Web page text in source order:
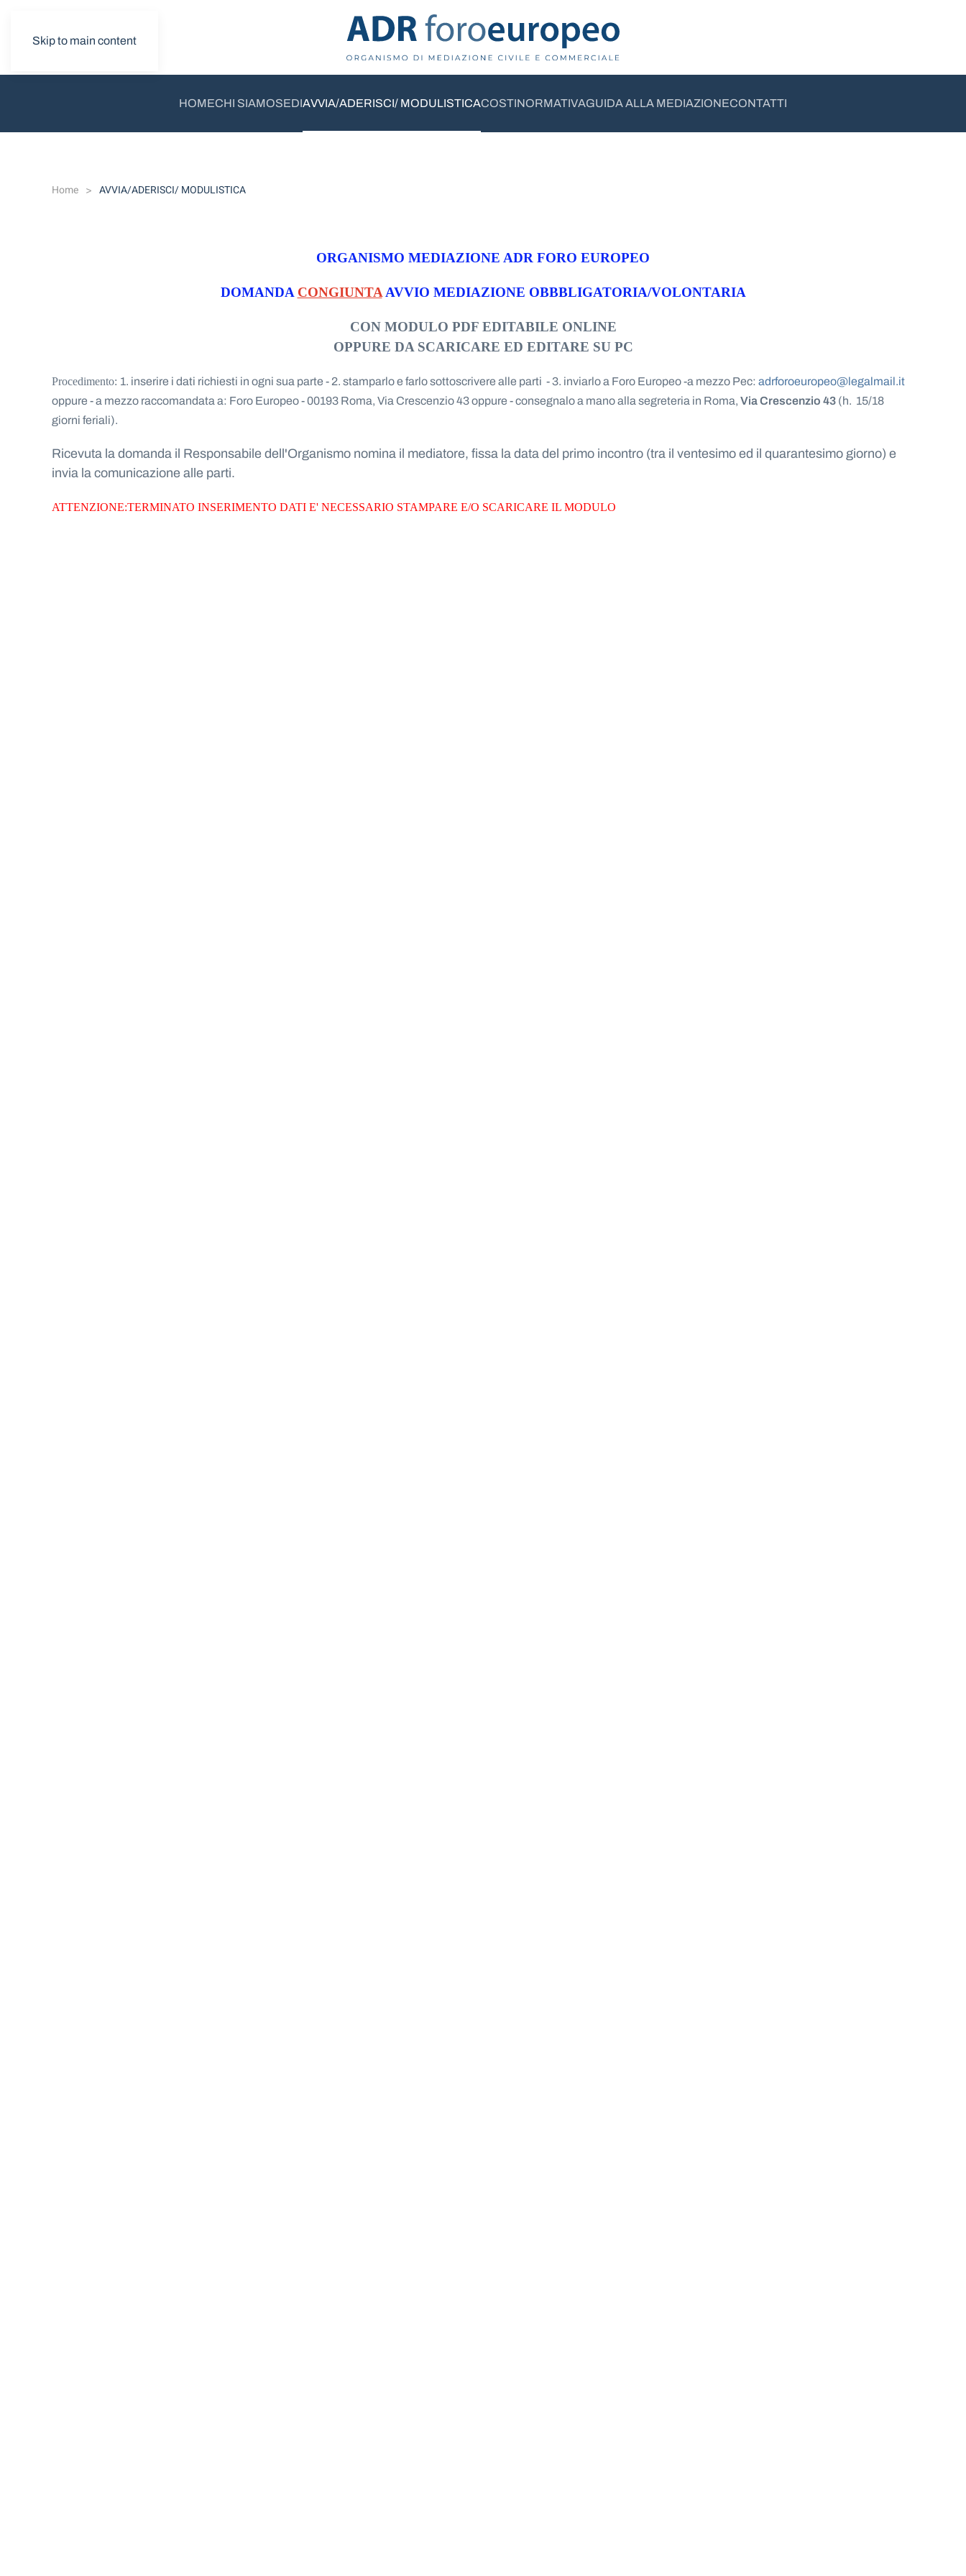
Skip to main content
HOMECHI SIAMOSEDIAVVIA/ADERISCI/ MODULISTICACOSTINORMATIVAGUIDA ALLA MEDIAZIONECONTATTI
Home AVVIA/ADERISCI/ MODULISTICA
ORGANISMO MEDIAZIONE ADR FORO EUROPEO
DOMANDA CONGIUNTAAVVIO MEDIAZIONE OBBBLIGATORIA/VOLONTARIA
CON MODULO PDF EDITABILE ONLINE
OPPURE DA SCARICARE ED EDITARE SU PC
Procedimento: 1. inserire i dati richiesti in ogni sua parte - 2. stamparlo e farlo sottoscrivere alle parti -3. inviarlo a Foro Europeo-a mezzo Pec: adrforoeuropeo@legalmail.it
oppure - a mezzo raccomandata a: Foro Europeo - 00193 Roma, Via Crescenzio 43oppure - consegnalo a mano alla segreteria in Roma, Via Crescenzio 43 (h. 15/18
giorni feriali).
Ricevuta la domanda il Responsabile dell'Organismo nomina il mediatore, fissa la data del primo incontro (tra il ventesimo ed il quarantesimo giorno) e
invia la comunicazione alle parti.
ATTENZIONE:TERMINATO INSERIMENTO DATI E' NECESSARIO STAMPARE E/O SCARICARE IL MODULO